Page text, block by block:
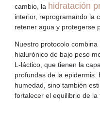
cambio, la hidratación
interior, reprogramando la
retener agua y protegerse
Nuestro protocolo
hialurónico de bajo peso
L-láctico, que tienen la
profundas de la epidermis.
humedad, sino también
fortalecer el equilibrio de la